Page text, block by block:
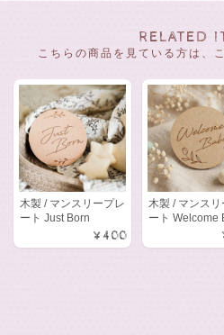
RELATED
こちらの商品を見ている方は、
木製 / マンスリープレ
ート Just Born
¥400
木製 / マンスリ
ート Welcome